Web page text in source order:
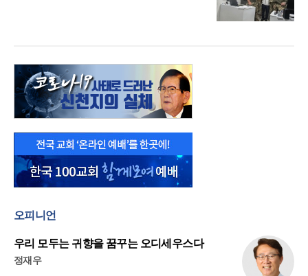
오피니언
우리 모두는 귀향을 꿈꾸는 오디세우스다
정재우